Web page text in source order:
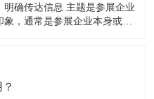
主题是参展企业
，通常是参展企业本身或产